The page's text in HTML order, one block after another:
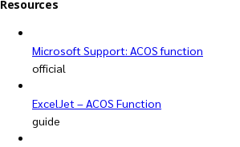
Resources
Microsoft Support: ACOS function
official
ExcelJet – ACOS Function
guide